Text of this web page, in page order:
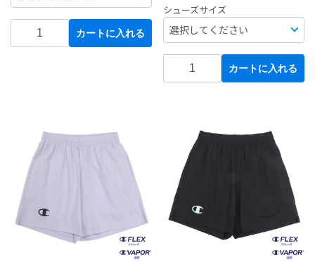
カートに入れる
シューズサイズ
カートに入れる